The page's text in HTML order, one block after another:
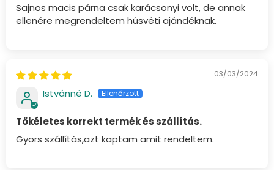
Sajnos macis párna csak karácsonyi volt, de annak
ellenére megrendeltem húsvéti ajándéknak.
03/03/2024
Istvánné D.
Tökéletes korrekt termék és szállítás.
Gyors szállítás,azt kaptam amit rendeltem.